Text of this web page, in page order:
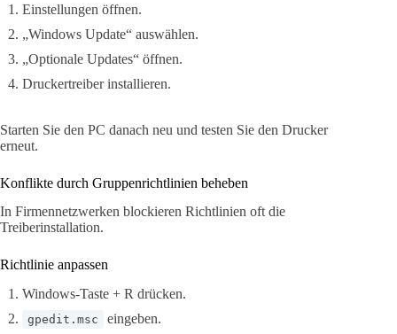
Einstellungen öffnen.
„Windows Update“ auswählen.
„Optionale Updates“ öffnen.
Druckertreiber installieren.
Starten Sie den PC danach neu und testen Sie den Drucker
erneut.
Konflikte durch Gruppenrichtlinien beheben
In Firmennetzwerken blockieren Richtlinien oft die
Treiberinstallation.
Richtlinie anpassen
Windows-Taste + R drücken.
gpedit.msc
eingeben.